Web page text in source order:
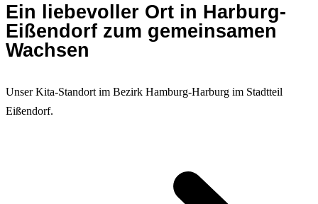
Ein liebevoller Ort in Harburg-
Eißendorf zum gemeinsamen
Wachsen
Unser Kita-Standort im Bezirk Hamburg-Harburg im Stadtteil
Eißendorf.